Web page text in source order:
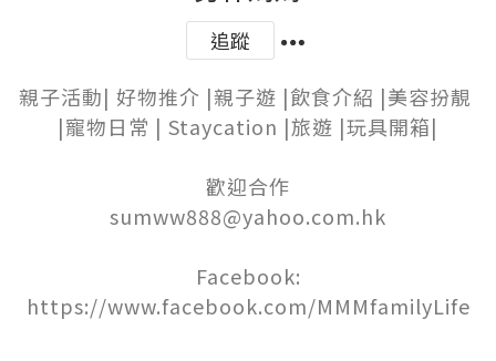
追蹤
親子活動| 好物推介 |親子遊 |飲食介紹 |美容扮靚
|寵物日常 | Staycation |旅遊 |玩具開箱|
歡迎合作
sumww888@yahoo.com.hk
Facebook:
https://www.facebook.com/MMMfamilyLife